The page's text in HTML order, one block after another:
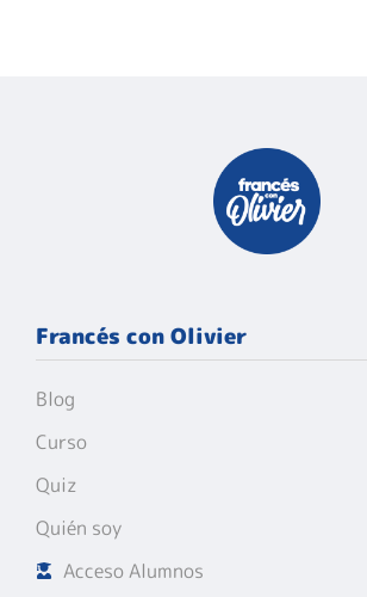
Francés con Olivier
Blog
Curso
Quiz
Quién soy
Acceso Alumnos